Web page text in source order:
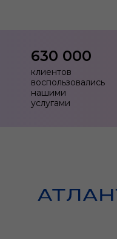
630 000
клиентов
воспользовались
нашими
услугами